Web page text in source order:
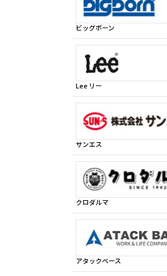
ビッグボーン
Lee リー
サンエス
クロダルマ
アタックベース